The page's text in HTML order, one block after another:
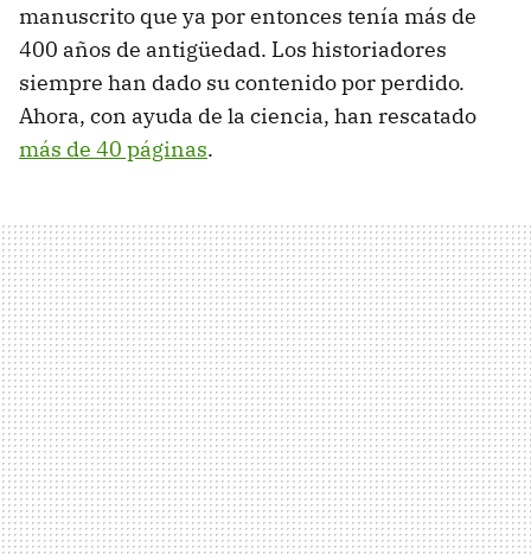
manuscrito que ya por entonces tenía más de
400 años de antigüedad. Los historiadores
siempre han dado su contenido por perdido.
Ahora, con ayuda de la ciencia, han rescatado
más de 40 páginas.